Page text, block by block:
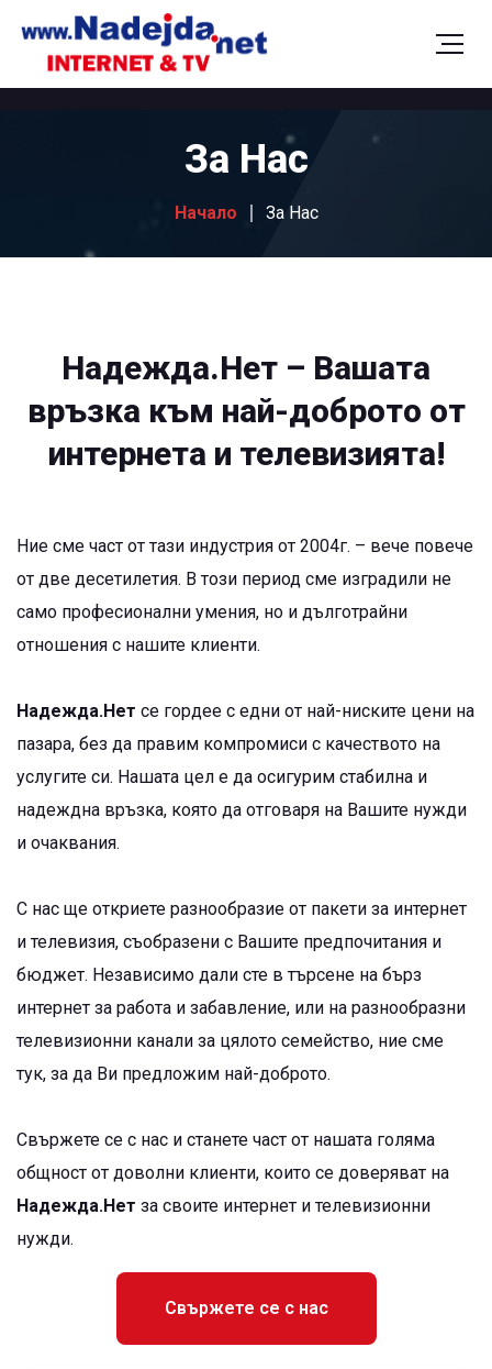
За Нас
Начало За Нас
Надежда.Нет – Вашата
връзка към най-доброто от
интернета и телевизията!
Ние сме част от тази индустрия от 2004г. – вече повече
от две десетилетия. В този период сме изградили не
само професионални умения, но и дълготрайни
отношения с нашите клиенти.
Надежда.Нет се гордее с едни от най-ниските цени на
пазара, без да правим компромиси с качеството на
услугите си. Нашата цел е да осигурим стабилна и
надеждна връзка, която да отговаря на Вашите нужди
и очаквания.
С нас ще откриете разнообразие от пакети за интернет
и телевизия, съобразени с Вашите предпочитания и
бюджет. Независимо дали сте в търсене на бърз
интернет за работа и забавление, или на разнообразни
телевизионни канали за цялото семейство, ние сме
тук, за да Ви предложим най-доброто.
Свържете се с нас и станете част от нашата голяма
общност от доволни клиенти, които се доверяват на
Надежда.Нет за своите интернет и телевизионни
нужди.
Свържете се с нас